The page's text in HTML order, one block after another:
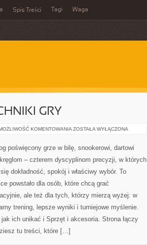
Spis Treści Tagi Waga
GRY
KOMENTOWANIA ZAAWANSOWANE
ZOSTAŁA WYŁĄCZONA
poświęcony grze w bilę, snookerowi, dartowi
– czterem dyscyplinom precyzji, w których
dokładność, spokój i właściwy wybór. To
powstało dla osób, które chcą grać
ale też dla tych, którzy mierzą wyżej: w
trening, lepsze wyniki i turniejowe myślenie.
ich unikać i Sprzęt i akcesoria. Strona łączy
tu treści, które […]